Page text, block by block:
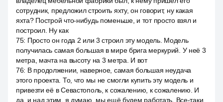
сотрудник, предложил строить яхту, он говорит, ну какая
яхта? Построй что-нибудь поменьше, и тот просто взял и
построил. Ну как
75: Просто он года 2 или 3 строил эту модель. Модель
получилась самая большая в мире брига меркурий. У неё 3
метра, мачта на высоту на 3 метра. И вот
76: В продолжении, наверное, самая большая неудача
этого проекта. То, что мы не смогли купить эту модель и
привезти её в Севастополь, к сожалению, к сожалению. И
да, и над этим, я думаю, мы ещё будем работать. Все-таки